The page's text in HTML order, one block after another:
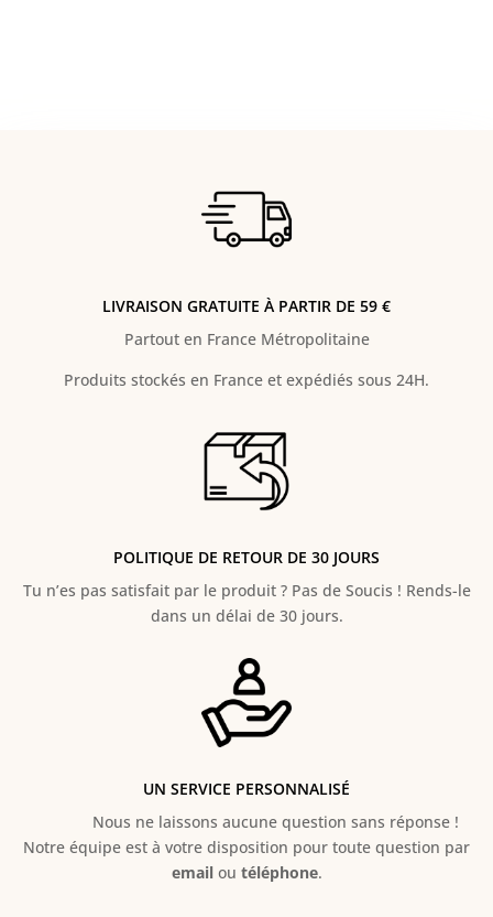
LIVRAISON GRATUITE À PARTIR DE 59 €
Partout en France Métropolitaine
Produits stockés en France et expédiés sous 24H.
POLITIQUE DE RETOUR DE 30 JOURS
Tu n’es pas satisfait par le produit ? Pas de Soucis ! Rends-le
dans un délai de 30 jours.
UN SERVICE PERSONNALISÉ
Nous ne laissons aucune question sans réponse !
Notre équipe est à votre disposition pour toute question par
emailou téléphone.